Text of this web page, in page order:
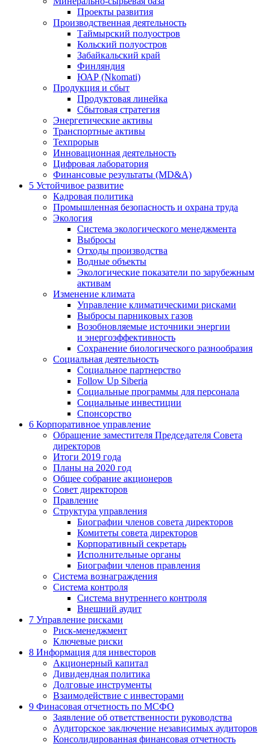
Проекты развития
Производственная деятельность
Таймырский полуостров
Кольский полуостров
Забайкальский край
Финляндия
ЮАР (Nkomati)
Продукция и сбыт
Продуктовая линейка
Сбытовая стратегия
Энергетические активы
Транспортные активы
Техпрорыв
Инновационная деятельность
Цифровая лаборатория
Финансовые результаты (MD&A)
5 Устойчивое развитие
Кадровая политика
Промышленная безопасность и охрана труда
Экология
Система экологического менеджмента
Выбросы
Отходы производства
Водные объекты
Экологические показатели по зарубежным
активам
Изменение климата
Управление климатическими рисками
Выбросы парниковых газов
Возобновляемые источники энергии
и энергоэффективность
Сохранение биологического разнообразия
Социальная деятельность
Социальное партнерство
Follow Up Siberia
Социальные программы для персонала
Социальные инвестиции
Спонсорство
6 Корпоративное управление
Обращение заместителя Председателя Совета
директоров
Итоги 2019 года
Планы на 2020 год
Общее собрание акционеров
Совет директоров
Правление
Структура управления
Биографии членов совета директоров
Комитеты совета директоров
Корпоративный секретарь
Исполнительные органы
Биографии членов правления
Система вознаграждения
Система контроля
Система внутреннего контроля
Внешний аудит
7 Управление рисками
Риск-менеджмент
Ключевые риски
8 Информация для инвесторов
Акционерный капитал
Дивидендная политика
Долговые инструменты
Взаимодействие с инвеcторами
9 Финасовая отчетность по МСФО
Заявление об ответственности руководства
Аудиторское заключение независимых аудиторов
Консолидированная финансовая отчетность